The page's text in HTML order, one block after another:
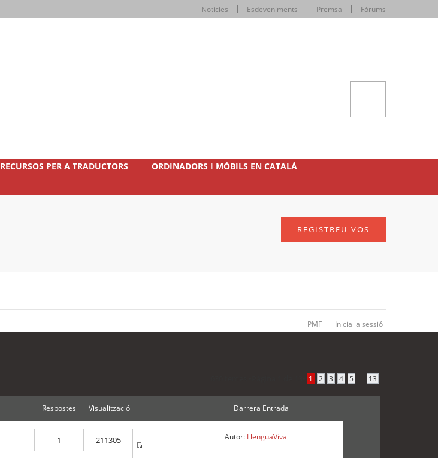
Notícies Esdeveniments Premsa Fòrums
RECURSOS PER A TRADUCTORS ORDINADORS I MÒBILS EN CATALÀ
REGISTREU-VOS
PMF Inicia la sessió
1 2 3 4 5 13
Respostes Visualització Darrera Entrada
1 211305 Autor: LlenguaViva